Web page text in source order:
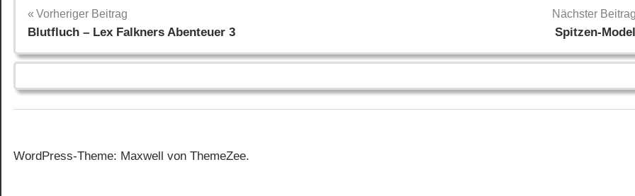
Beitragsnavigation
Vorheriger Beitrag
Blutfluch – Lex Falkners Abenteuer 3
Nächster
Spitzen-
WordPress-Theme: Maxwell von ThemeZee.